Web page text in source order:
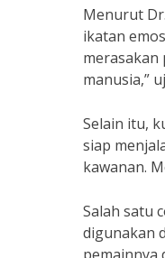
Menurut
ikatan
merasakan
manusia,”
Selain itu,
siap
kawanan.
Salah satu
digunakan